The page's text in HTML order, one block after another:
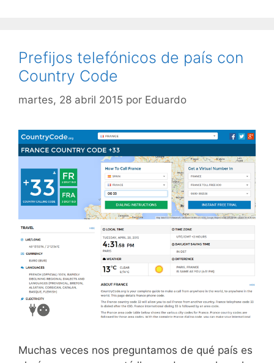
Prefijos telefónicos de país con
Country Code
martes, 28 abril 2015 por Eduardo
Muchas veces nos preguntamos de qué país es